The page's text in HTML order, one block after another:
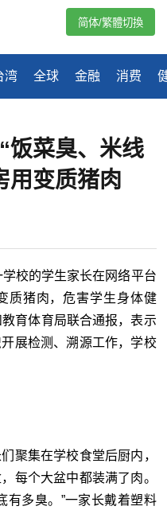
湾 全球 金融 消费
简体/繁體切換
饭菜臭、米线
用变质猪肉
校的学生家长在网络平台
质猪肉，危害学生身体健
育体育局联合通报，表示
展检测、溯源工作，学校
聚集在学校食堂后厨内，
每个大盆中都装满了肉。
有多臭。”一家长戴着塑料